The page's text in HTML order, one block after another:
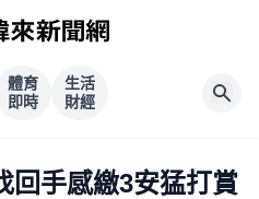
體育
即時
生活
財經
回手感繳3安猛打賞